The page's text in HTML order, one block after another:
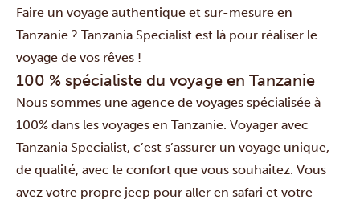
Faire un voyage authentique et sur-mesure en
Tanzanie ? Tanzania Specialist est là pour réaliser le
voyage de vos rêves !
100 % spécialiste du voyage en Tanzanie
Nous sommes une agence de voyages spécialisée à
100% dans les voyages en Tanzanie. Voyager avec
Tanzania Specialist, c’est s’assurer un voyage unique,
de qualité, avec le confort que vous souhaitez. Vous
avez votre propre jeep pour aller en safari et votre